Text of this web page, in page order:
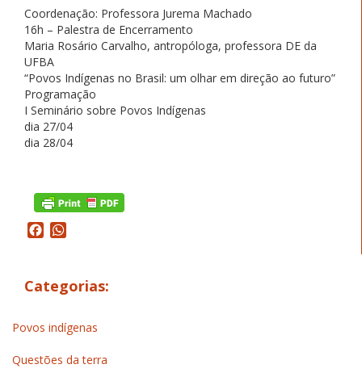
Coordenação: Professora Jurema Machado
16h – Palestra de Encerramento
Maria Rosário Carvalho, antropóloga, professora DE da
UFBA
“Povos Indígenas no Brasil: um olhar em direção ao futuro”
Programação
I Seminário sobre Povos Indígenas
dia 27/04
dia 28/04
Facebook
Categorias:
Povos indígenas
Questões da terra